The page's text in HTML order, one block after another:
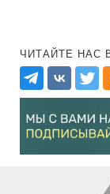
ЧИТАЙТЕ НАС